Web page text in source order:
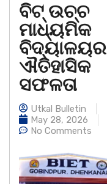
ବିଟ୍ ଉଚ୍ଚ
ମାଧ୍ୟମିକ
ବିଦ୍ୟାଳୟର
ଐତିହାସିକ
ସଫଳତା
Utkal Bulletin
May 28, 2026
No Comments